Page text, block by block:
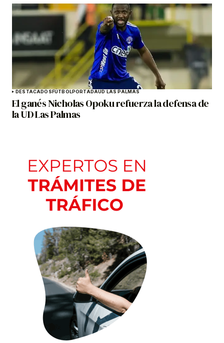
DESTACADOSFÚTBOLPORTADAUD LAS PALMAS
El ganés Nicholas Opoku refuerza la defensa de
la UD Las Palmas